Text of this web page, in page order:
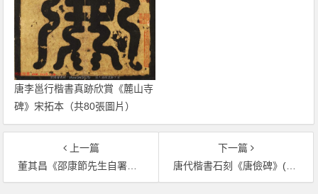
唐李邕行楷書真跡欣賞《麓山寺
碑》宋拓本（共80張圖片）
上一篇
董其昌《邵康節先生自署無名公傳》拓本（共48張圖片）
下一篇
唐代楷書石刻《唐儉碑》(唐茂約碑)（共27張圖片）